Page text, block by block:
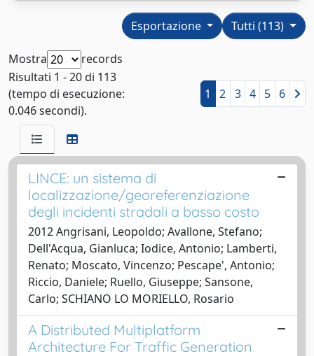
Tutti (113)
Esportazione
Mostra
records
Risultati 1 - 20 di 113
(tempo di esecuzione:
0.046 secondi).
1 2 3 4 5 6
LINCE: un sistema di
localizzazione/georeferenziazione
degli incidenti stradali a basso costo
2012 Angrisani, Leopoldo; Avallone, Stefano;
Dell'Acqua, Gianluca; Iodice, Antonio; Lamberti,
Renato; Moscato, Vincenzo; Pescape', Antonio;
Riccio, Daniele; Ruello, Giuseppe; Sansone,
Carlo; SCHIANO LO MORIELLO, Rosario
A Distributed Multiplatform
Architecture For Traffic Generation